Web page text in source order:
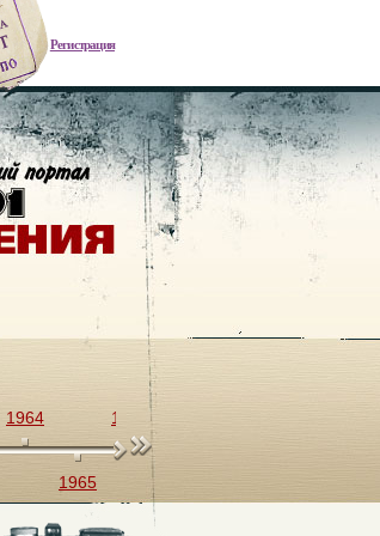
Регистрация
1964
1965
1966